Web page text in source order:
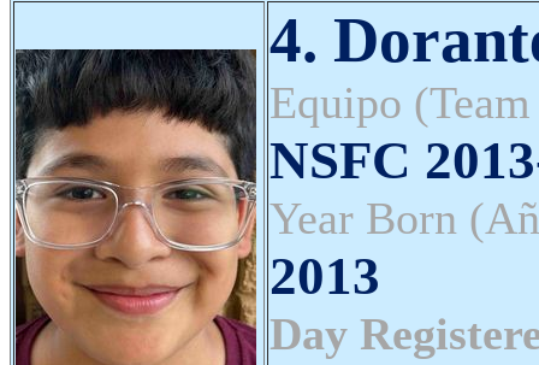
4.
Equipo
NSFC
Year Born
2013
Day